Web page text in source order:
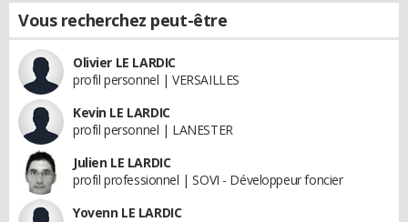
Vous recherchez peut-être
Olivier LE LARDIC
profil personnel | VERSAILLES
Kevin LE LARDIC
profil personnel | LANESTER
Julien LE LARDIC
profil professionnel | SOVI - Développeur foncier
Yovenn LE LARDIC